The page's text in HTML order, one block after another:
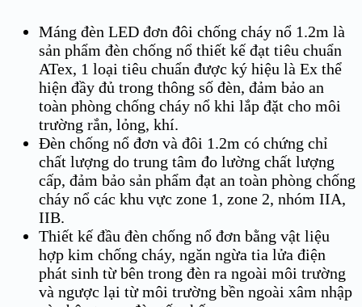
Máng đèn LED đơn đôi chống cháy nổ 1.2m là
sản phẩm đèn chống nổ thiết kế đạt tiêu chuẩn
ATex, 1 loại tiêu chuẩn được ký hiệu là Ex thể
hiện đầy đủ trong thông số đèn, đảm bảo an
toàn phòng chống cháy nổ khi lắp đặt cho môi
trường rắn, lỏng, khí.
Đèn chống nổ đơn và đôi 1.2m có chứng chỉ
chất lượng do trung tâm đo lường chất lượng
cấp, đảm bảo sản phẩm đạt an toàn phòng chống
cháy nổ các khu vực zone 1, zone 2, nhóm IIA,
IIB.
Thiết kế đầu đèn chống nổ đơn bằng vật liệu
hợp kim chống cháy, ngăn ngừa tia lửa điện
phát sinh từ bên trong đèn ra ngoài môi trường
và ngược lại từ môi trường bền ngoài xâm nhập